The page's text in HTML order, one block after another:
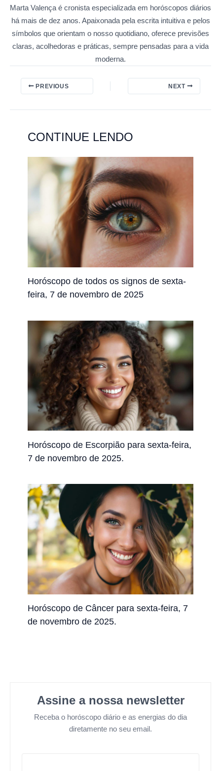
Marta Valença é cronista especializada em horóscopos diários
há mais de dez anos. Apaixonada pela escrita intuitiva e pelos
símbolos que orientam o nosso quotidiano, oferece previsões
claras, acolhedoras e práticas, sempre pensadas para a vida
moderna.
PREVIOUS NEXT
CONTINUE LENDO
Horóscopo de todos os signos de sexta-
feira, 7 de novembro de 2025
Horóscopo de Escorpião para sexta-feira,
7 de novembro de 2025.
Horóscopo de Câncer para sexta-feira, 7
de novembro de 2025.
Assine a nossa newsletter
Receba o horóscopo diário e as energias do dia
diretamente no seu email.